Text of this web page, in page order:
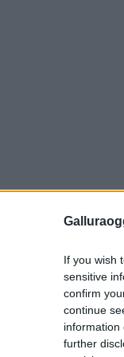
If you wish
sensitive
confirm
continue
information
further
operatori